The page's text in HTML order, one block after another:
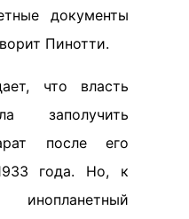
документы
Пинотти.
что власть
заполучить
после его
года. Но, к